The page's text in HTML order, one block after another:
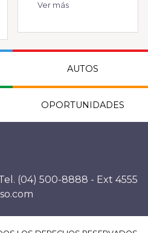
Ver más
AUTOS
OPORTUNIDADES
(04) 500-8888 - Ext 4555